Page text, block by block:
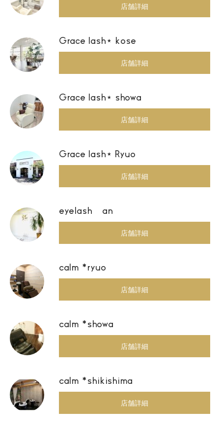
店舗詳細
Grace lash⋆ kose
店舗詳細
Grace lash⋆ showa
店舗詳細
Grace lash⋆ Ryuo
店舗詳細
eyelash an
店舗詳細
calm *ryuo
店舗詳細
calm *showa
店舗詳細
calm *shikishima
店舗詳細